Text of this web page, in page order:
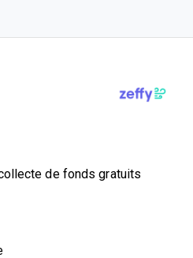
de fonds gratuits